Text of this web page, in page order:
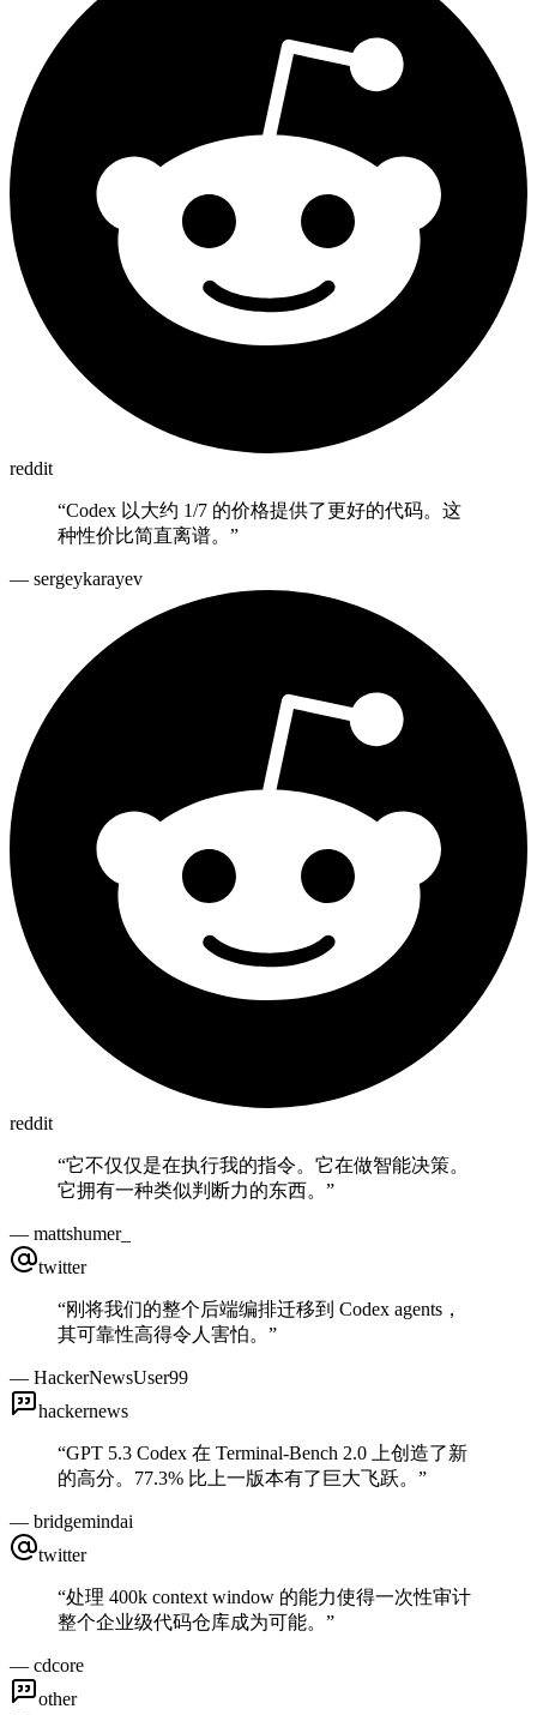
reddit
“Codex 以大约 1/7 的价格提供了更好的代码。这
种性价比简直离谱。 ”
— sergeykarayev
reddit
“它不仅仅是在执行我的指令。它在做智能决策。
它拥有一种类似判断力的东西。 ”
— mattshumer_
twitter
“刚将我们的整个后端编排迁移到 Codex agents，
其可靠性高得令人害怕。 ”
— HackerNewsUser99
hackernews
“GPT 5.3 Codex 在 Terminal-Bench 2.0 上创造了新
的高分。77.3% 比上一版本有了巨大飞跃。 ”
— bridgemindai
twitter
“处理 400k context window 的能力使得一次性审计
整个企业级代码仓库成为可能。 ”
— cdcore
other